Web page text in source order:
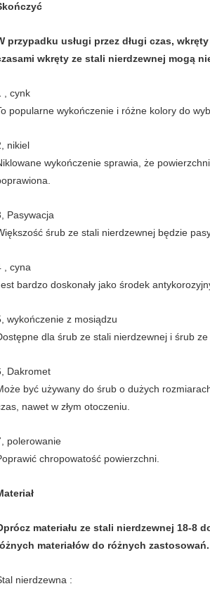
przypadku usługi przez długi czas,
wkręty ze stali nierdzewnej mogą
, cynk
popularne wykończenie i różne kolory do
nikiel
wykończenie sprawia, że
Pasywacja
śrub ze stali nierdzewnej będzie
, cyna
bardzo doskonały jako środek
wykończenie z mosiądzu
dla śrub ze stali nierdzewnej i śrub
Dakromet
być używany do śrub o dużych
nawet w złym otoczeniu.
polerowanie
chropowatość powierzchni.
materiału ze stali nierdzewnej 18-8
materiałów do różnych zastosowań.
nierdzewna :